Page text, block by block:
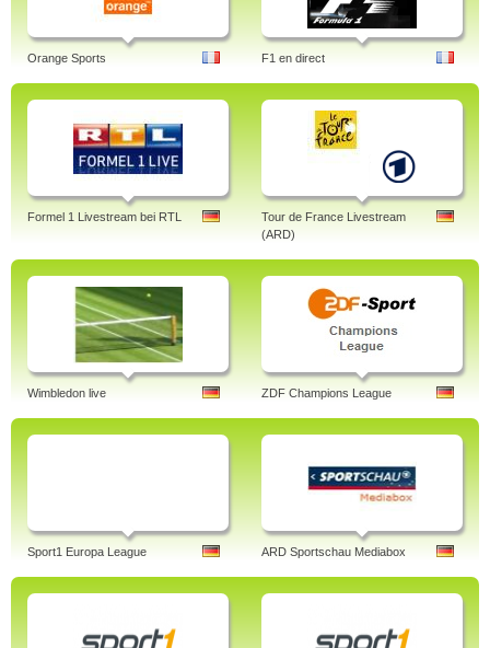
Orange Sports F1 en direct
Formel 1 Livestream bei RTL
Tour de France Livestream
(ARD)
Wimbledon live ZDF Champions League
Sport1 Europa League ARD Sportschau Mediabox